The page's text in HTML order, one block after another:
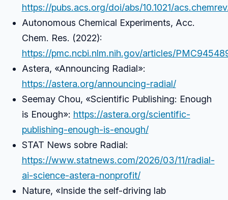
https://pubs.acs.org/doi/abs/10.1021/
Autonomous Chemical Experiments, Acc.
Chem. Res. (2022):
https://pmc.ncbi.nlm.nih.gov/articles/
Astera, «Announcing Radial»:
https://astera.org/announcing-radial/
Seemay Chou, «Scientific Publishing: Enough
is Enough»: https://astera.org/scientific-
publishing-enough-is-enough/
STAT News sobre Radial:
https://www.statnews.com/2026/03/11/radial-
ai-science-astera-nonprofit/
Nature, «Inside the self-driving lab